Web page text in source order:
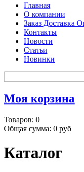
Главная
О компании
Заказ Доставка
Контакты
Новости
Статьи
Новинки
Моя корзина
Товаров: 0
Общая сумма: 0 руб
Каталог